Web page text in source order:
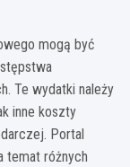
mogą być
Te wydatki należy
inne koszty
Portal
temat różnych